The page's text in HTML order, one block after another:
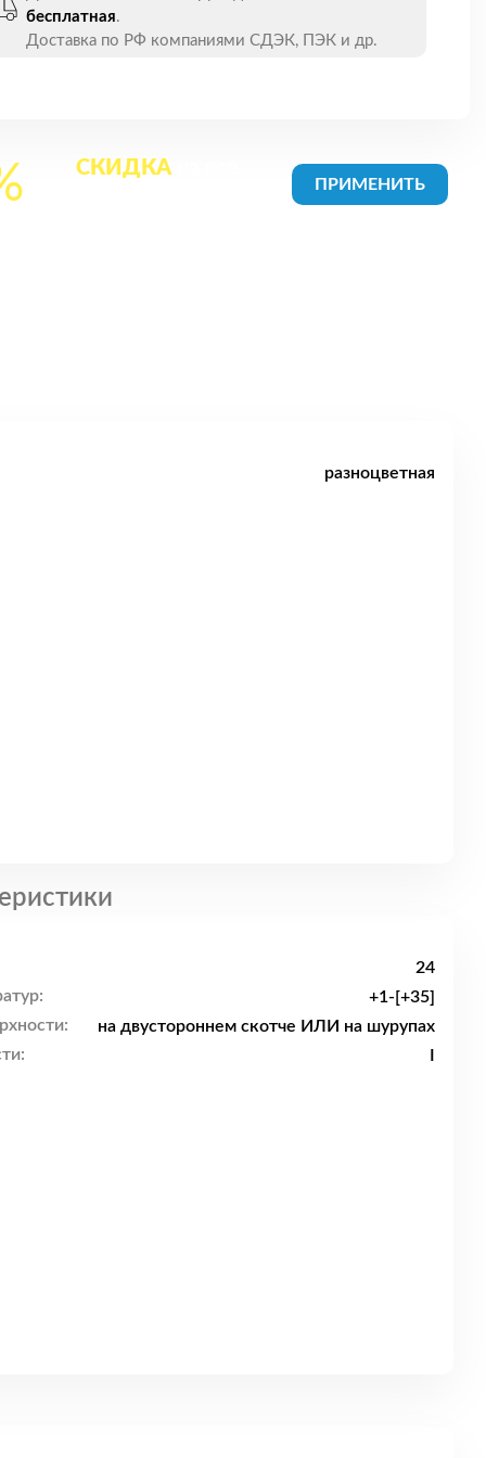
бесплатная.
Доставка по РФ компаниями СДЭК, ПЭК и др.
СКИДКА
разноцветная
24
+1-[+35]
на двустороннем скотче ИЛИ на шурупах
I